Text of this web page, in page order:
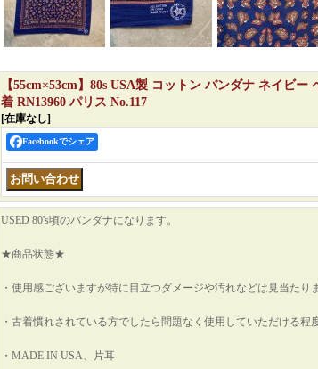
【55cm×53cm】80s USA製 コットン バンダナ ネイビ
着 RN13960 パリス No.117
[在庫なし]
Facebookでシェア
USED 80's頃のバンダナになります。
★商品状態★
・使用感ございますが特に目立つダメージや汚れなどは見当たり
・古着慣れされている方でしたら問題なく使用していただける程
・MADE IN USA、片耳